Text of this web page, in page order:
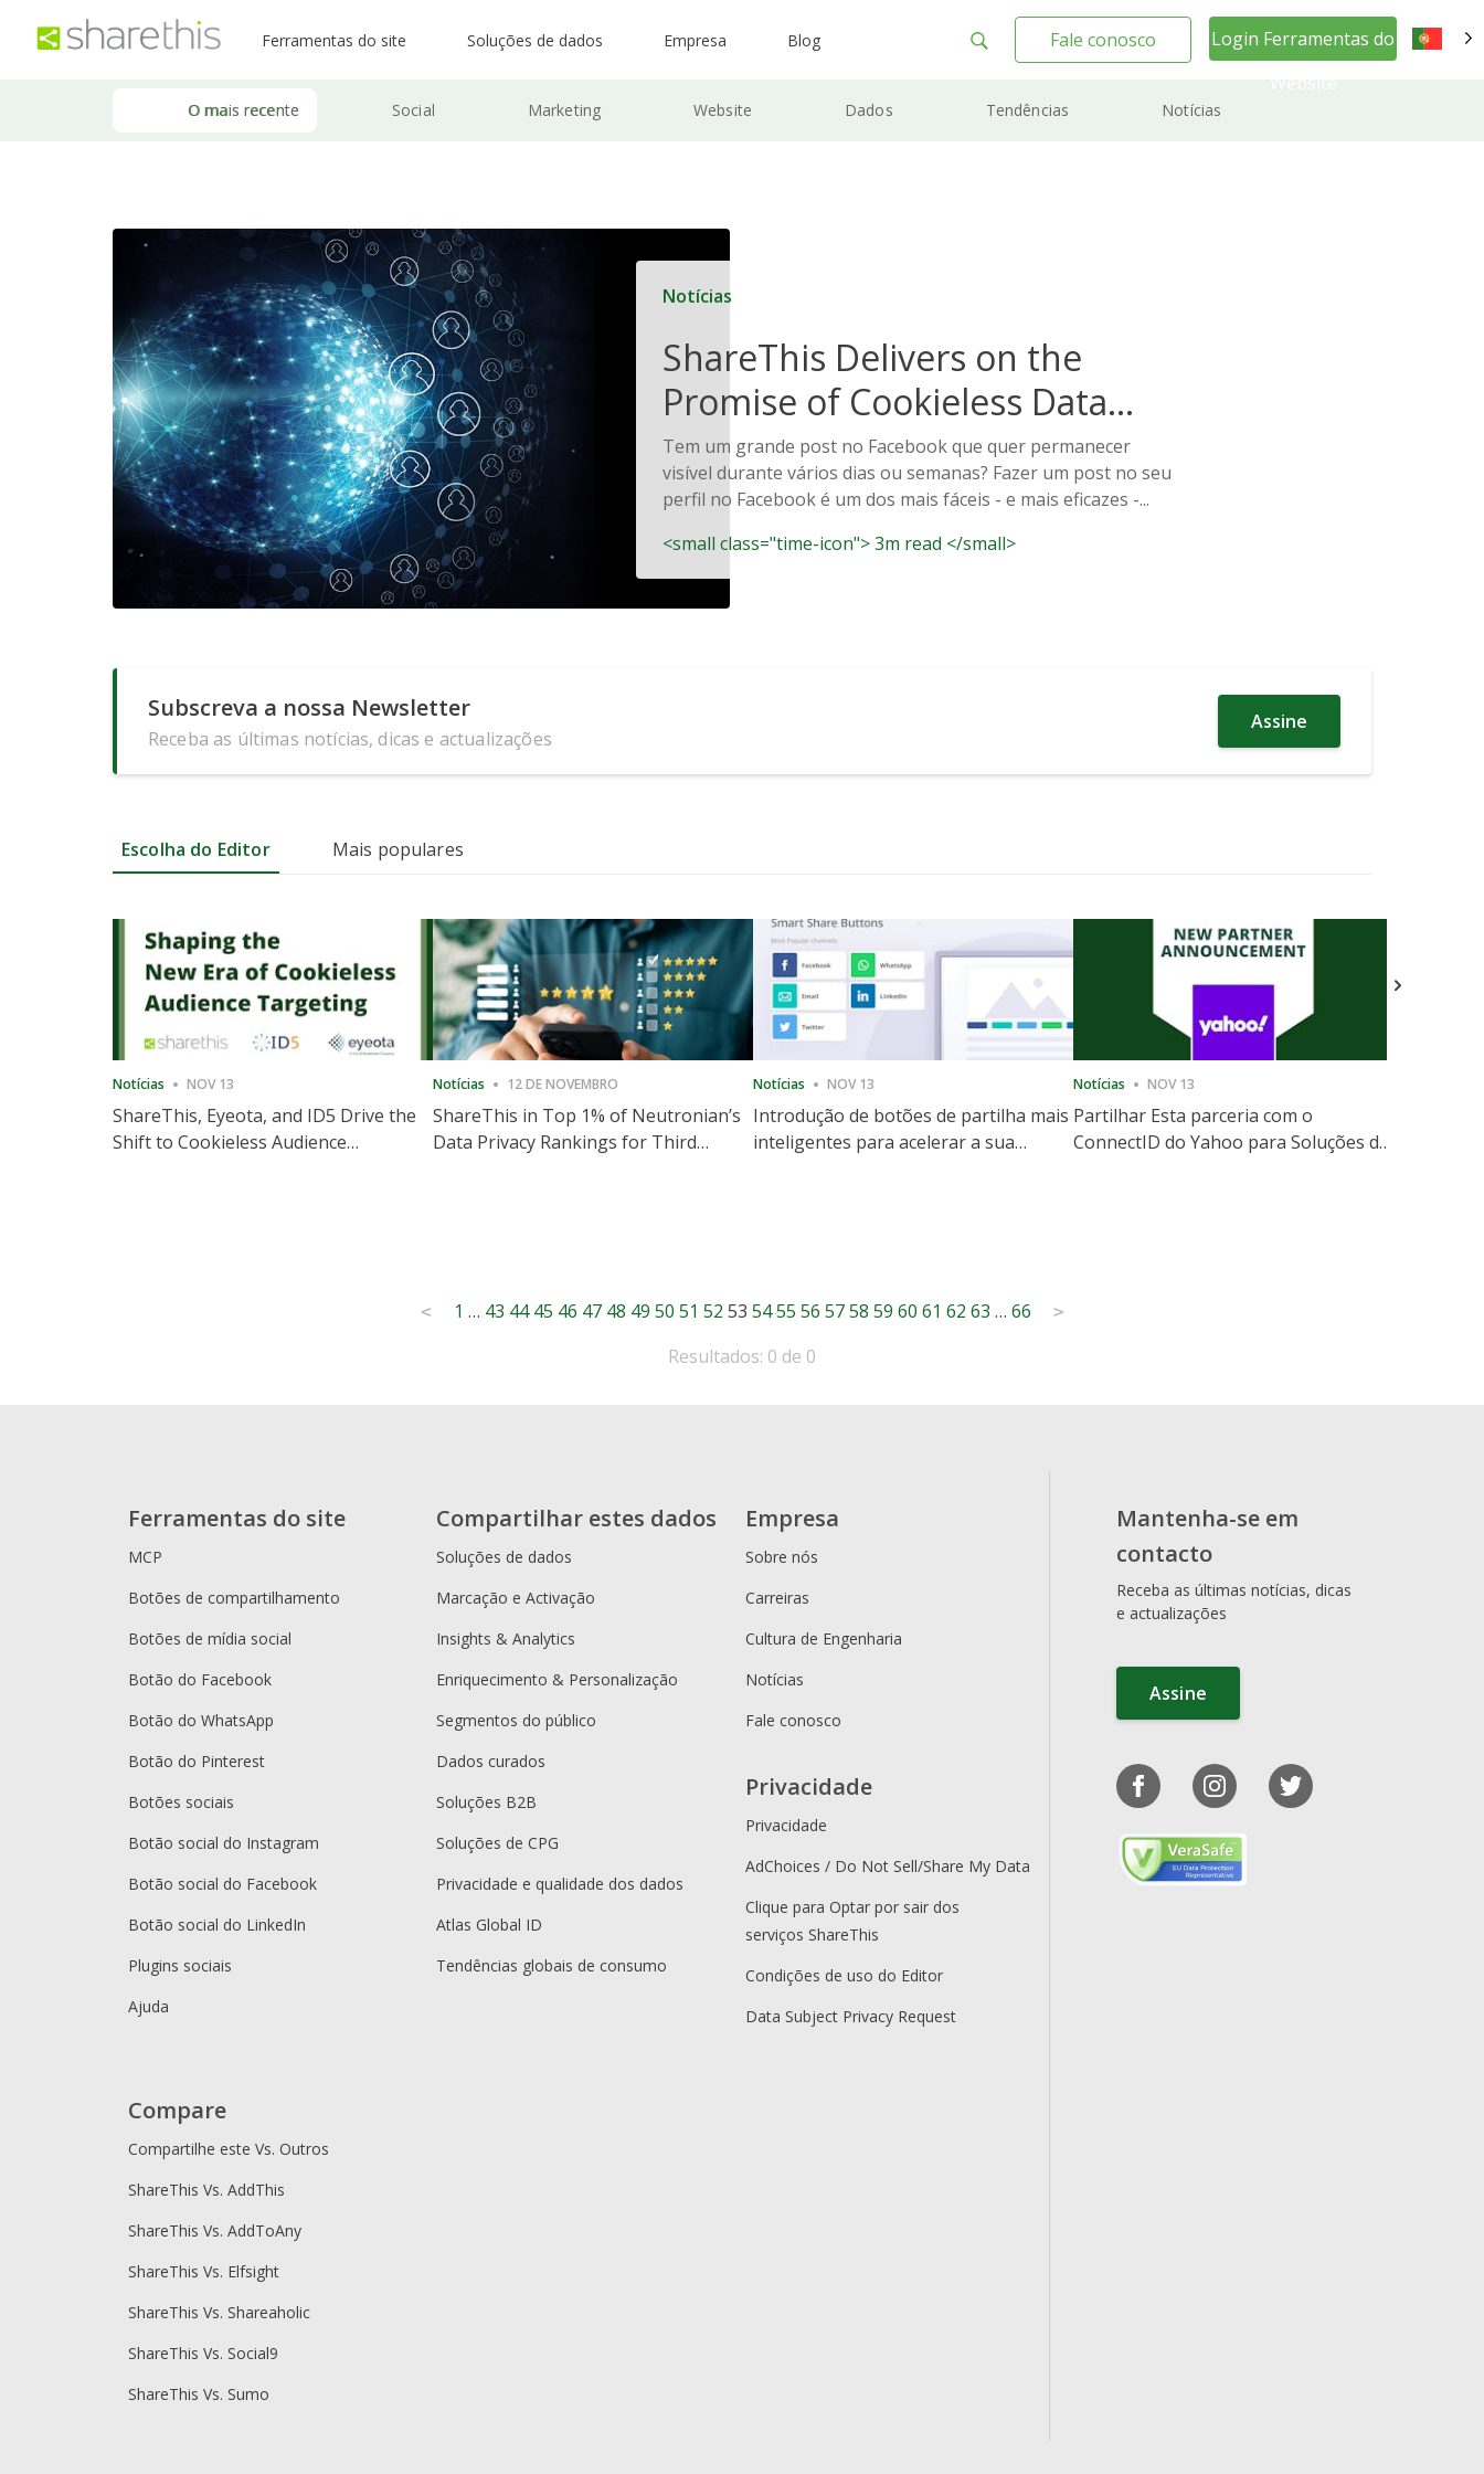
Ferramentas do site Soluções de dados Empresa Blog Fale conosco
Login Ferramentas do
O mais recente Social Marketing Website Dados Tendências Notícias
Notícias
ShareThis Delivers on the
Promise of Cookieless Data
Solutions
Tem um grande post no Facebook que quer permanecer
visível durante vários dias ou semanas? Fazer um post no seu
perfil no Facebook é um dos mais fáceis - e mais eficazes -...
<small class="time-icon"> 3m read </small>
Subscreva a nossa Newsletter
Receba as últimas notícias, dicas e actualizações
Assine
Escolha do Editor Mais populares
Notícias NOV 13
ShareThis, Eyeota, and ID5 Drive the
Shift to Cookieless Audience
Notícias 12 DE NOVEMBRO
ShareThis in Top 1% of Neutronian’s
Data Privacy Rankings for Third
Notícias NOV 13
Introdução de botões de partilha mais
inteligentes para acelerar a sua
Notícias NOV 13
Partilhar Esta parceria com o
ConnectID do Yahoo para Soluções de
< 1 … 43 44 45 46 47 48 49 50 51 52 53 54 55 56 57 58 59 60 61 62 63 … 66 >
Resultados: 0 de 0
Ferramentas do site
MCP
Botões de compartilhamento
Botões de mídia social
Botão do Facebook
Botão do WhatsApp
Botão do Pinterest
Botões sociais
Botão social do Instagram
Botão social do Facebook
Botão social do LinkedIn
Plugins sociais
Ajuda
Compartilhar estes dados
Soluções de dados
Marcação e Activação
Insights & Analytics
Enriquecimento & Personalização
Segmentos do público
Dados curados
Soluções B2B
Soluções de CPG
Privacidade e qualidade dos dados
Atlas Global ID
Tendências globais de consumo
Empresa
Sobre nós
Carreiras
Cultura de Engenharia
Notícias
Fale conosco
Privacidade
Privacidade
AdChoices / Do Not Sell/Share My Data
Clique para Optar por sair dos
serviços ShareThis
Condições de uso do Editor
Data Subject Privacy Request
Compare
Compartilhe este Vs. Outros
ShareThis Vs. AddThis
ShareThis Vs. AddToAny
ShareThis Vs. Elfsight
ShareThis Vs. Shareaholic
ShareThis Vs. Social9
ShareThis Vs. Sumo
Mantenha-se em
contacto
Receba as últimas notícias, dicas
e actualizações
Assine